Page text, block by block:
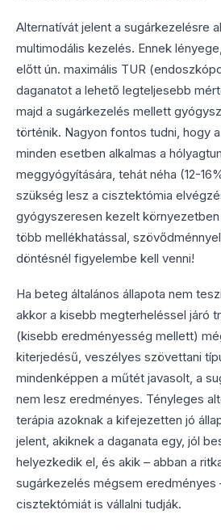
Alternatívát jelent a sugárkezelésre
multimodális kezelés. Ennek
előtt ún. maximális TUR
daganatot a lehető legteljesebb
majd a sugárkezelés mellett
történik. Nagyon fontos tudni, hogy
minden esetben alkalmas a
meggyógyítására, tehát néha (12-
szükség lesz a cisztektómia
gyógyszeresen kezelt
több mellékhatással,
döntésnél figyelembe kell venni!
Ha beteg általános állapota nem
akkor a kisebb megterheléssel járó
(kisebb eredményesség mellett)
kiterjedésű, veszélyes szövettani
mindenképpen a műtét javasolt, a
nem lesz eredményes. Tényleges
terápia azoknak a kifejezetten jó
jelent, akiknek a daganata egy, jól
helyezkedik el, és akik – abban a
sugárkezelés mégsem eredményes
cisztektómiát is vállalni tudják.